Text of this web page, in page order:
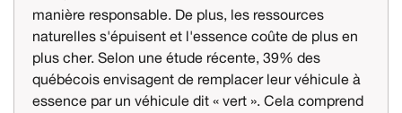
manière responsable. De plus, les ressources
naturelles s'épuisent et l'essence coûte de plus en
plus cher. Selon une étude récente, 39% des
québécois envisagent de remplacer leur véhicule à
essence par un véhicule dit « vert ». Cela comprend